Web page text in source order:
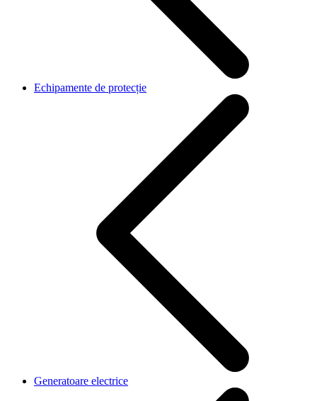
Echipamente de protecție
Generatoare electrice